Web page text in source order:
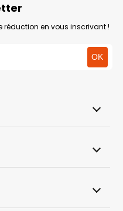
réduction en vous inscrivant !